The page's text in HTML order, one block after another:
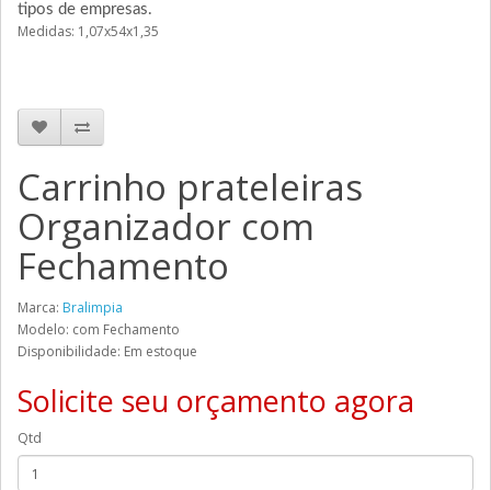
tipos de empresas.
Medidas: 1,07x54x1,35
Carrinho prateleiras
Organizador com
Fechamento
Marca: Bralimpia
Modelo: com Fechamento
Disponibilidade: Em estoque
Solicite seu orçamento agora
Qtd